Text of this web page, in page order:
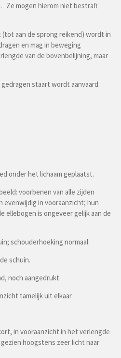
Ze mogen hierom niet bestraft
aan de sprong reikend) wordt in
en mag in beweging
van de bovenbelijning, maar
staart wordt aanvaard.
onder het lichaam geplaatst.
voorbenen van alle zijden
evenwijdig in vooraanzicht; hun
ellebogen is ongeveer gelijk aan de
schouderhoeking normaal.
schuin.
noch aangedrukt.
tamelijk uit elkaar.
in vooraanzicht in het verlengde
hoogstens zeer licht naar